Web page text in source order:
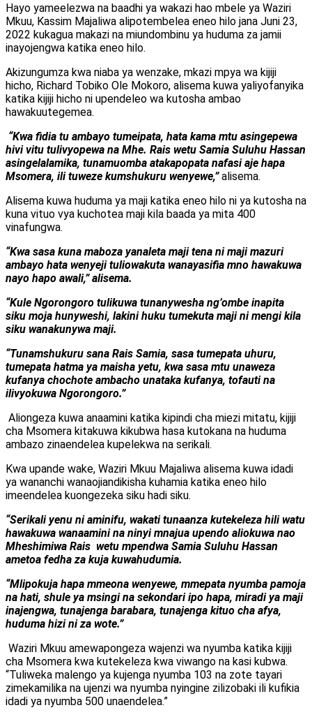
Hayo yameelezwa na baadhi ya wakazi hao mbele ya Waziri
Mkuu, Kassim Majaliwa alipotembelea eneo hilo jana Juni 23,
2022 kukagua makazi na miundombinu ya huduma za jamii
inayojengwa katika eneo hilo.
Akizungumza kwa niaba ya wenzake, mkazi mpya wa kijiji
hicho, Richard Tobiko Ole Mokoro, alisema kuwa yaliyofanyika
katika kijiji hicho ni upendeleo wa kutosha ambao
hawakuutegemea.
“Kwa fidia tu ambayo tumeipata, hata kama mtu asingepewa
hivi vitu tulivyopewa na Mhe. Rais wetu Samia Suluhu Hassan
asingelalamika, tunamuomba atakapopata nafasi aje hapa
Msomera, ili tuweze kumshukuru wenyewe,”alisema.
Alisema kuwa huduma ya maji katika eneo hilo ni ya kutosha na
kuna vituo vya kuchotea maji kila baada ya mita 400
vinafungwa.
“Kwa sasa kuna maboza yanaleta maji tena ni maji mazuri
ambayo hata wenyeji tuliowakuta wanayasifia mno hawakuwa
nayo hapo awali,” alisema.
“Kule Ngorongoro tulikuwa tunanywesha ng’ombe inapita
siku moja hunyweshi, lakini huku tumekuta maji ni mengi kila
siku wanakunywa maji.
“Tunamshukuru sana Rais Samia, sasa tumepata uhuru,
tumepata hatma ya maisha yetu, kwa sasa mtu unaweza
kufanya chochote ambacho unataka kufanya, tofauti na
ilivyokuwa Ngorongoro.”
Aliongeza kuwa anaamini katika kipindi cha miezi mitatu, kijiji
cha Msomera kitakuwa kikubwa hasa kutokana na huduma
ambazo zinaendelea kupelekwa na serikali.
Kwa upande wake, Waziri Mkuu Majaliwa alisema kuwa idadi
ya wananchi wanaojiandikisha kuhamia katika eneo hilo
imeendelea kuongezeka siku hadi siku.
“Serikali yenu ni aminifu, wakati tunaanza kutekeleza hili watu
hawakuwa wanaamini na ninyi mnajua upendo aliokuwa nao
Mheshimiwa Rais wetu mpendwa Samia Suluhu Hassan
ametoa fedha za kuja kuwahudumia.
“Mlipokuja hapa mmeona wenyewe, mmepata nyumba pamoja
na hati, shule ya msingi na sekondari ipo hapa, miradi ya maji
inajengwa, tunajenga barabara, tunajenga kituo cha afya,
huduma hizi ni za wote.”
Waziri Mkuu amewapongeza wajenzi wa nyumba katika kijiji
cha Msomera kwa kutekeleza kwa viwango na kasi kubwa.
“Tuliweka malengo ya kujenga nyumba 103 na zote tayari
zimekamilika na ujenzi wa nyumba nyingine zilizobaki ili kufikia
idadi ya nyumba 500 unaendelea.”